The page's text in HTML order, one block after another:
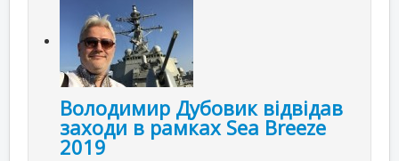
Володимир Дубовик відвідав
заходи в рамках Sea Breeze
2019